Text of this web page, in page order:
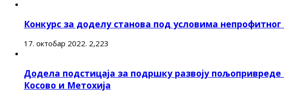
Конкурс за доделу станова под условима
17. октобар 2022. 2,223
Додела подстицаја за подршку развоју
Косово и Метохија